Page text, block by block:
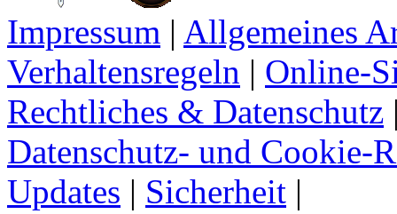
Impressum | Allgemeines
Verhaltensregeln | Online-
Rechtliches & Datenschutz
Datenschutz- und Cookie-
Updates | Sicherheit |